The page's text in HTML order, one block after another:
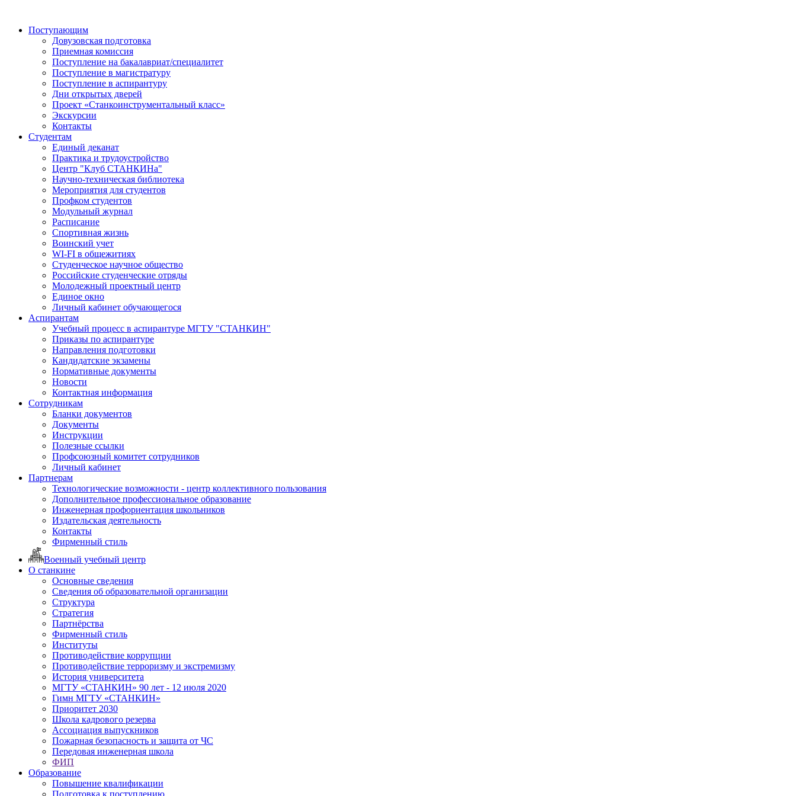
Поступающим
Довузовская подготовка
Приемная комиссия
Поступление на бакалавриат/специалитет
Поступление в магистратуру
Поступление в аспирантуру
Дни открытых дверей
Проект «Станкоинструментальный класс»
Экскурсии
Контакты
Студентам
Единый деканат
Практика и трудоустройство
Центр "Клуб СТАНКИНа"
Научно-техническая библиотека
Мероприятия для студентов
Профком студентов
Модульный журнал
Расписание
Спортивная жизнь
Воинский учет
WI-FI в общежитиях
Студенческое научное общество
Российские студенческие отряды
Молодежный проектный центр
Единое окно
Личный кабинет обучающегося
Аспирантам
Учебный процесс в аспирантуре МГТУ "СТАНКИН"
Приказы по аспирантуре
Направления подготовки
Кандидатские экзамены
Нормативные документы
Новости
Контактная информация
Сотрудникам
Бланки документов
Документы
Инструкции
Полезные ссылки
Профсоюзный комитет сотрудников
Личный кабинет
Партнерам
Технологические возможности - центр коллективного пользования
Дополнительное профессиональное образование
Инженерная профориентация школьников
Издательская деятельность
Контакты
Фирменный стиль
Военный учебный центр
О станкине
Основные сведения
Сведения об образовательной организации
Структура
Стратегия
Партнёрства
Фирменный стиль
Институты
Противодействие коррупции
Противодействие терроризму и экстремизму
История университета
МГТУ «СТАНКИН» 90 лет - 12 июля 2020
Гимн МГТУ «СТАНКИН»
Приоритет 2030
Школа кадрового резерва
Ассоциация выпускников
Пожарная безопасность и защита от ЧС
Передовая инженерная школа
ФИП
Образование
Повышение квалификации
Подготовка к поступлению